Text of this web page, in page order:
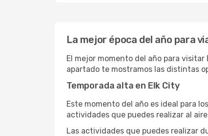
La mejor época del año para
El mejor momento del año para
apartado te mostramos las distintas
Temporada alta en Elk City
Este momento del año es ideal para
actividades que puedes realizar al
Las actividades que puedes realizar